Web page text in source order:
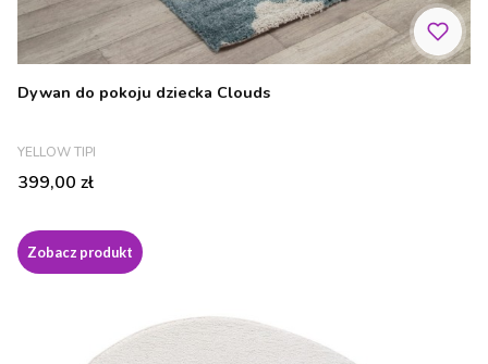
Dywan do pokoju dziecka Clouds
PRODUCENT
YELLOW TIPI
Cena
399,00 zł
Zobacz produkt